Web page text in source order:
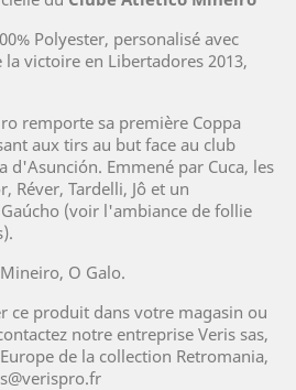
Polyester, personalisé avec
victoire en Libertadores 2013,
remporte sa première Coppa
aux tirs au but face au club
d'Asunción. Emmené par Cuca, les
Réver, Tardelli, Jô et un
(voir l'ambiance de follie
O Galo.
ce produit dans votre magasin ou
notre entreprise Veris sas,
de la collection Retromania,